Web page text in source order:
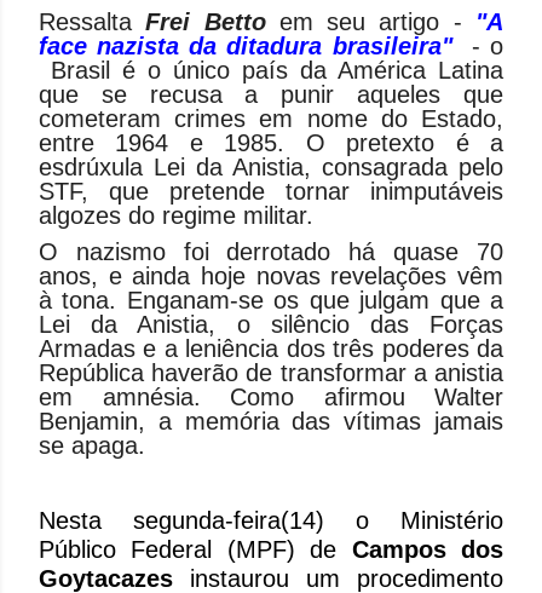
RessaltaFrei Bettoem seu artigo - "A
face nazista da ditadura brasileira"
- o
Brasil é o único país da América Latina
que se recusa a punir aqueles que
cometeram crimes em nome do Estado,
entre 1964 e 1985. O pretexto é a
esdrúxula Lei da Anistia, consagrada pelo
STF, que pretende tornar inimputáveis
algozes do regime militar.
O nazismo foi derrotado há quase 70
anos, e ainda hoje novas revelações vêm
à tona. Enganam-se os que julgam que a
Lei da Anistia, o silêncio das Forças
Armadas e a leniência dos três poderes da
República haverão de transformar a anistia
em amnésia. Como afirmou Walter
Benjamin, a memória das vítimas jamais
se apaga.
Nesta segunda-feira(14) o Ministério
Público Federal (MPF) de Campos dos
Goytacazes instaurou um procedimento